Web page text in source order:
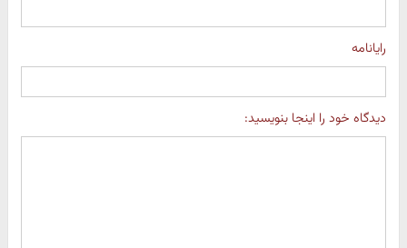
رایانامه
دیدگاه خود را اینجا بنویسید: